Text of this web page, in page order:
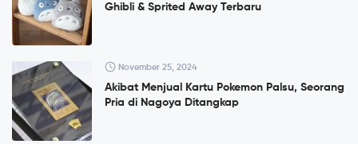
Ghibli & Sprited Away Terbaru
November 25, 2024
Akibat Menjual Kartu Pokemon Palsu, Seorang
Pria di Nagoya Ditangkap